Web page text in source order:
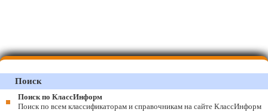
Поиск
Поиск по КлассИнформ
Поиск по всем классификаторам и справочникам на сайте КлассИнформ